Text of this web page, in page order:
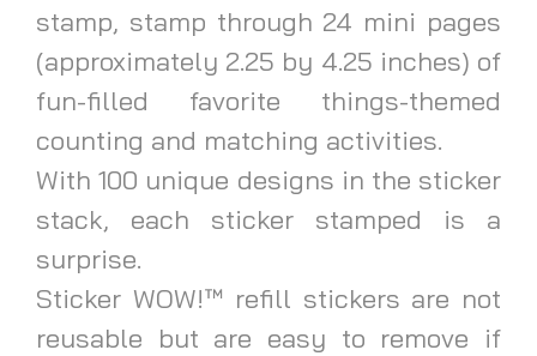
stamp, stamp through 24 mini pages
(approximately 2.25 by 4.25 inches) of
fun-filled favorite things-themed
counting and matching activities.
With 100 unique designs in the sticker
stack, each sticker stamped is a
surprise.
Sticker WOW!™ refill stickers are not
reusable but are easy to remove if